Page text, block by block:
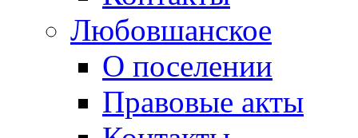
Любовшанское
О поселении
Правовые акты